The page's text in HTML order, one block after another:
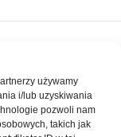
używamy
i/lub uzyskiwania
pozwoli nam
takich jak
, acrygel
na szablony
, płynny
paznokcia ,